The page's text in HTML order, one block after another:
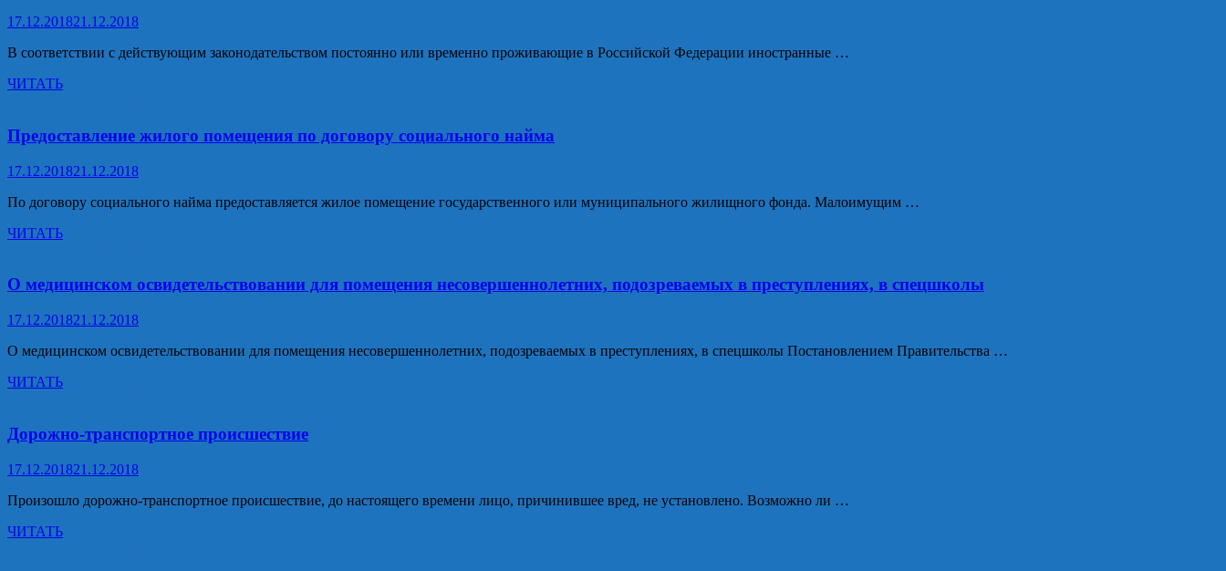
17.12.201821.12.2018
В соответствии с действующим законодательством постоянно или временно проживающие в Российской Федерации иностранные …
Миграционный
граждан.
Административная
ответственность
ЧИТАТЬ
Предоставление жилого помещения по договору социального найма
17.12.201821.12.2018
По договору социального найма предоставляется жилое помещение государственного или муниципального жилищного фонда. Малоимущим …
Предоставление
по
договору
социального
найма
ЧИТАТЬ
О медицинском освидетельствовании для помещения несовершеннолетних, подозреваемых в преступлениях, в спецшколы
17.12.201821.12.2018
О медицинском освидетельствовании для помещения несовершеннолетних, подозреваемых в преступлениях, в спецшколы Постановлением Правительства …
О
для
помещения
несовершеннолетних,
подозреваемых
в
преступлениях,
в
ЧИТАТЬ
Дорожно-транспортное происшествие
17.12.201821.12.2018
Произошло дорожно-транспортное происшествие, до настоящего времени лицо, причинившее вред, не установлено. Возможно ли …
Дорожно-
ЧИТАТЬ